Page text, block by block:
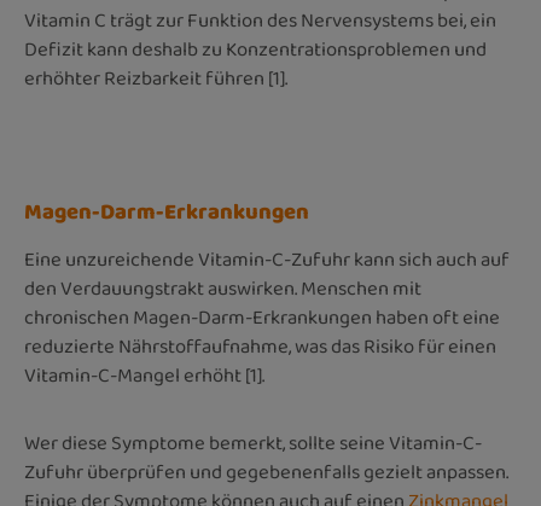
Vitamin C trägt zur Funktion des Nervensystems bei, ein
Defizit kann deshalb zu Konzentrationsproblemen und
erhöhter Reizbarkeit führen [1].
Magen-Darm-Erkrankungen
Eine unzureichende Vitamin-C-Zufuhr kann sich auch auf
den Verdauungstrakt auswirken. Menschen mit
chronischen Magen-Darm-Erkrankungen haben oft eine
reduzierte Nährstoffaufnahme, was das Risiko für einen
Vitamin-C-Mangel erhöht [1].
Wer diese Symptome bemerkt, sollte seine Vitamin-C-
Zufuhr überprüfen und gegebenenfalls gezielt anpassen.